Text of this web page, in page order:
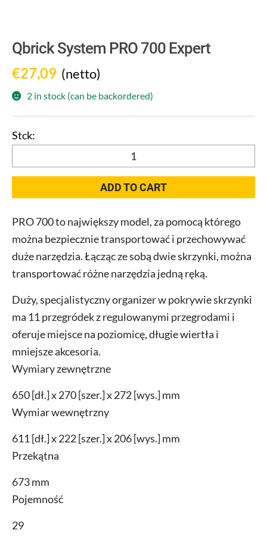
Qbrick System PRO 700 Expert
€27,09 (netto)
2 in stock (can be backordered)
System
700
quantity
ADD TO CART
PRO 700 to największy model, za pomocą którego
można bezpiecznie transportować i przechowywać
duże narzędzia. Łącząc ze sobą dwie skrzynki, można
transportować różne narzędzia jedną ręką.
Duży, specjalistyczny organizer w pokrywie skrzynki
ma 11 przegródek z regulowanymi przegrodami i
oferuje miejsce na poziomicę, długie wiertła i
mniejsze akcesoria.
Wymiary zewnętrzne
650 [dł.] x 270 [szer.] x 272 [wys.] mm
Wymiar wewnętrzny
611 [dł.] x 222 [szer.] x 206 [wys.] mm
Przekątna
673 mm
Pojemność
29